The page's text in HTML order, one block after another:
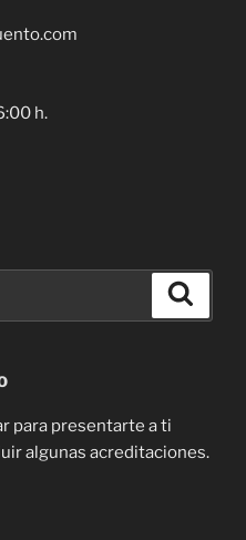
h.
para presentarte a ti
algunas acreditaciones.